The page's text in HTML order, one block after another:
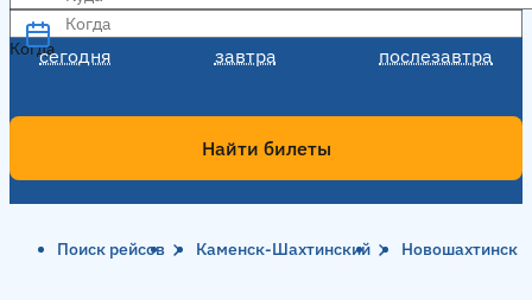
Когда
сегодня завтра послезавтра
Когда
Найти билеты
Поиск рейсов Каменск-Шахтинский Новошахтинск